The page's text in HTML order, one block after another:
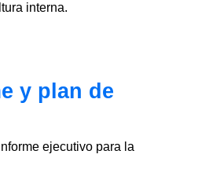
interna.
y plan de
ejecutivo para la